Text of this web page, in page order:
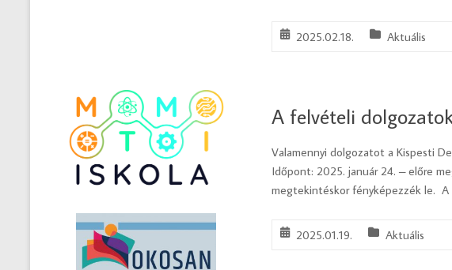
2025.02.18. Aktuális
A felvételi
Valamennyi dolgozatot a Kispesti
Időpont: 2025. január 24. – előre
megtekintéskor fényképezzék le. A
2025.01.19. Aktuális